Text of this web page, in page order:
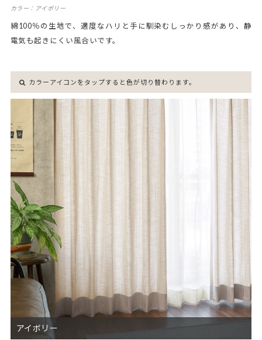
カラー：アイボリー
綿100％の生地で、適度なハリと手に馴染むしっかり感があり、静
電気も起きにくい風合いです。
カラーアイコンをタップすると色が切り替わります。
アイボリー